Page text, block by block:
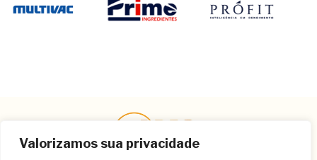
Valorizamos sua privacidade